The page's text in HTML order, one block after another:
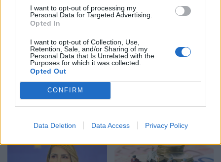
I want to opt-out of processing my
Personal Data for Targeted Advertising.
Opted In
I want to opt-out of Collection, Use,
Retention, Sale, and/or Sharing of my
Personal Data that Is Unrelated with the
Purposes for which it was collected.
Opted Out
CONFIRM
Data Deletion Data Access Privacy Policy
rrëmbeu zemrën pas
ndarjes
“U ula në krevat dhe po
shtatzënisë